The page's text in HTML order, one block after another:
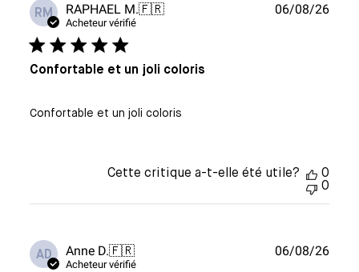
RM RAPHAEL M.🇫🇷
Acheteur vérifié
Confortable et un joli coloris
Confortable et un joli coloris
Date
06/08/26
Cette critique a-t-elle été utile?
0
0
AD Anne D.🇫🇷
Acheteur vérifié
Date
06/08/26